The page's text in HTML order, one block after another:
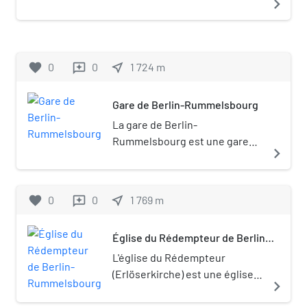
aussi connu sous son ancien nom, Kulturpark
navigate_next
favorite 0 reviews 0 near_me 1 724 m
Gare de Berlin-Rummelsbourg
La gare de Berlin-
Rummelsbourg est une gare
quartier de Rummelsbourg. La
Berlin à Wrocław.
navigate_next
favorite 0 reviews 0 near_me 1 769 m
Église du Rédempteur de Berlin-
L'église du Rédempteur
(Erlöserkirche) est une église
navigate_next